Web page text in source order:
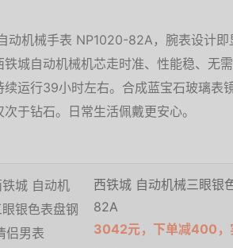
动机械手表 NP1020-82A，腕表设计
铁城自动机械机芯走时准、性能稳、无
续运行39小时左右。合成蓝宝石玻璃表
于钻石。日常生活佩戴更安心。
西铁城 自动机械三眼银
82A
3042元，下单减400